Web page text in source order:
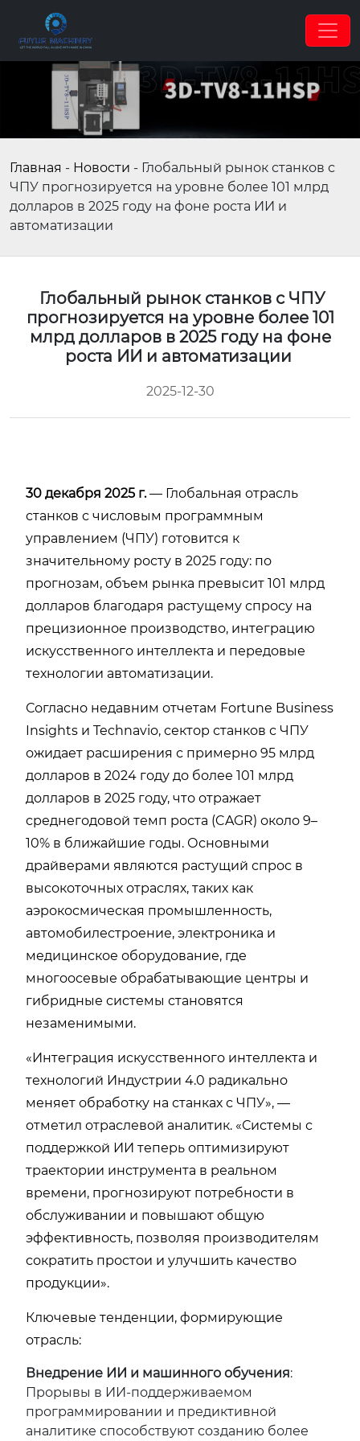
Главная - Новости - Глобальный рынок станков с
ЧПУ прогнозируется на уровне более 101 млрд
долларов в 2025 году на фоне роста ИИ и
автоматизации
Глобальный рынок станков с ЧПУ
прогнозируется на уровне более 101
млрд долларов в 2025 году на фоне
роста ИИ и автоматизации
2025-12-30
30 декабря 2025 г.— Глобальная отрасль
станков с числовым программным
управлением (ЧПУ) готовится к
значительному росту в 2025 году: по
прогнозам, объем рынка превысит 101 млрд
долларов благодаря растущему спросу на
прецизионное производство, интеграцию
искусственного интеллекта и передовые
технологии автоматизации.
Согласно недавним отчетам Fortune Business
Insights и Technavio, сектор станков с ЧПУ
ожидает расширения с примерно 95 млрд
долларов в 2024 году до более 101 млрд
долларов в 2025 году, что отражает
среднегодовой темп роста (CAGR) около 9–
10% в ближайшие годы. Основными
драйверами являются растущий спрос в
высокоточных отраслях, таких как
аэрокосмическая промышленность,
автомобилестроение, электроника и
медицинское оборудование, где
многоосевые обрабатывающие центры и
гибридные системы становятся
незаменимыми.
«Интеграция искусственного интеллекта и
технологий Индустрии 4.0 радикально
меняет обработку на станках с ЧПУ», —
отметил отраслевой аналитик. «Системы с
поддержкой ИИ теперь оптимизируют
траектории инструмента в реальном
времени, прогнозируют потребности в
обслуживании и повышают общую
эффективность, позволяя производителям
сократить простои и улучшить качество
продукции».
Ключевые тенденции, формирующие
отрасль:
Внедрение ИИ и машинного обучения:
Прорывы в ИИ-поддерживаемом
программировании и предиктивной
аналитике способствуют созданию более